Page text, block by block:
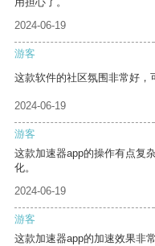
2024-06-19
游客
这款软件的社区氛围非常好，
2024-06-19
游客
这款加速器app的操作有点复
化。
2024-06-19
游客
这款加速器app的加速效果非